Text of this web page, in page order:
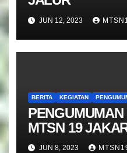
JUN 12, 2023
BERITA KEGIATAN
MTSN 19
TAHUN 2023
JUN 8, 2023